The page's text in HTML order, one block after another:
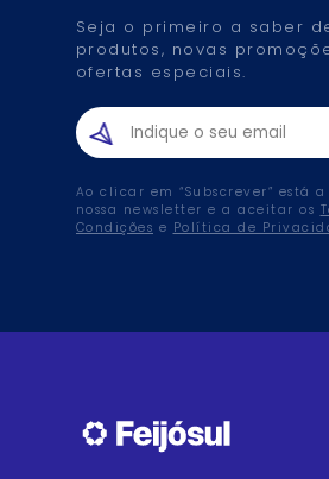
Seja o primeiro a saber
produtos, novas
ofertas especiais.
Ao clicar em “Subscrever” está
nossa newsletter e a aceitar os
Condições e Política de